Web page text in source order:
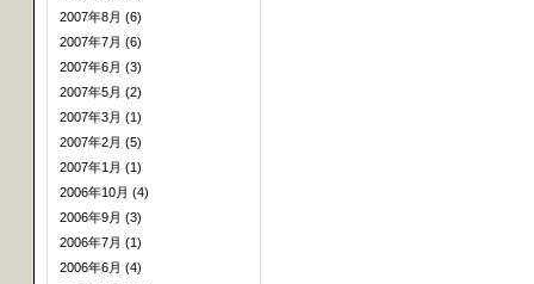
2007年8月 (6)
2007年7月 (6)
2007年6月 (3)
2007年5月 (2)
2007年3月 (1)
2007年2月 (5)
2007年1月 (1)
2006年10月 (4)
2006年9月 (3)
2006年7月 (1)
2006年6月 (4)